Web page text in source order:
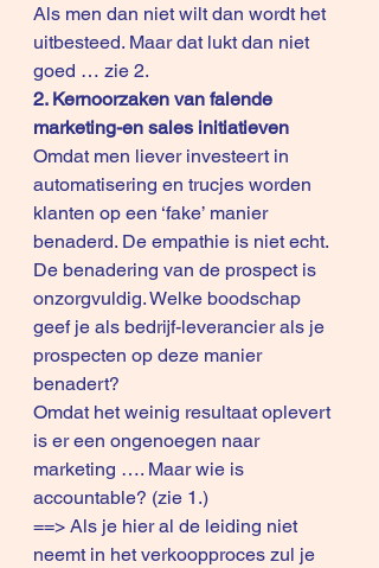
Als men dan niet wilt dan wordt het
uitbesteed. Maar dat lukt dan niet
goed … zie 2.
2. Kernoorzaken van falende
marketing-en sales initiatieven
Omdat men liever investeert in
automatisering en trucjes worden
klanten op een ‘fake’ manier
benaderd. De empathie is niet echt.
De benadering van de prospect is
onzorgvuldig. Welke boodschap
geef je als bedrijf-leverancier als je
prospecten op deze manier
benadert?
Omdat het weinig resultaat oplevert
is er een ongenoegen naar
marketing …. Maar wie is
accountable? (zie 1.)
==> Als je hier al de leiding niet
neemt in het verkoopproces zul je